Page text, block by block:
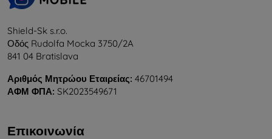
Shield-Sk s.r.o.
Οδός Rudolfa Mocka 3750/2A
841 04 Bratislava
Αριθμός Μητρώου Εταιρείας: 46701494
ΑΦΜ ΦΠΑ: SK2023549671
Επικοινωνία